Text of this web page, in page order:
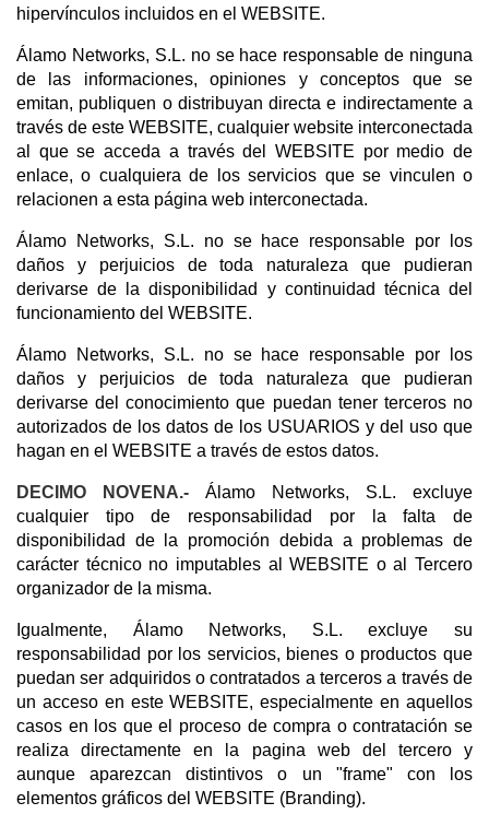
hipervínculos incluidos en el WEBSITE.
Álamo Networks, S.L. no se hace responsable de ninguna
de las informaciones, opiniones y conceptos que se
emitan, publiquen o distribuyan directa e indirectamente a
través de este WEBSITE, cualquier website interconectada
al que se acceda a través del WEBSITE por medio de
enlace, o cualquiera de los servicios que se vinculen o
relacionen a esta página web interconectada.
Álamo Networks, S.L. no se hace responsable por los
daños y perjuicios de toda naturaleza que pudieran
derivarse de la disponibilidad y continuidad técnica del
funcionamiento del WEBSITE.
Álamo Networks, S.L. no se hace responsable por los
daños y perjuicios de toda naturaleza que pudieran
derivarse del conocimiento que puedan tener terceros no
autorizados de los datos de los USUARIOS y del uso que
hagan en el WEBSITE a través de estos datos.
DECIMO NOVENA.- Álamo Networks, S.L. excluye
cualquier tipo de responsabilidad por la falta de
disponibilidad de la promoción debida a problemas de
carácter técnico no imputables al WEBSITE o al Tercero
organizador de la misma.
Igualmente, Álamo Networks, S.L. excluye su
responsabilidad por los servicios, bienes o productos que
puedan ser adquiridos o contratados a terceros a través de
un acceso en este WEBSITE, especialmente en aquellos
casos en los que el proceso de compra o contratación se
realiza directamente en la pagina web del tercero y
aunque aparezcan distintivos o un "frame" con los
elementos gráficos del WEBSITE (Branding).